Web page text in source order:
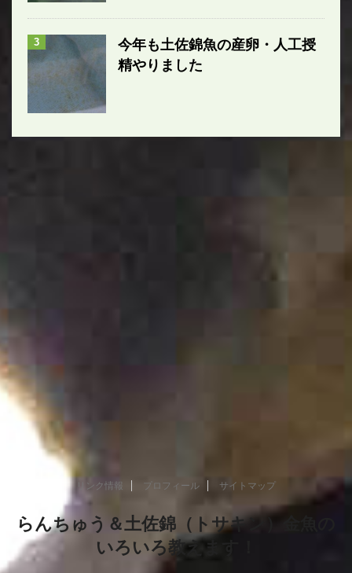
3
今年も土佐錦魚の産卵・人工授
精やりました
リンク情報 プロフィール サイトマップ
らんちゅう＆土佐錦（トサキン）金魚の
いろいろ教えます！